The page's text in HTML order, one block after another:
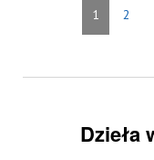
1 2
Dzieła